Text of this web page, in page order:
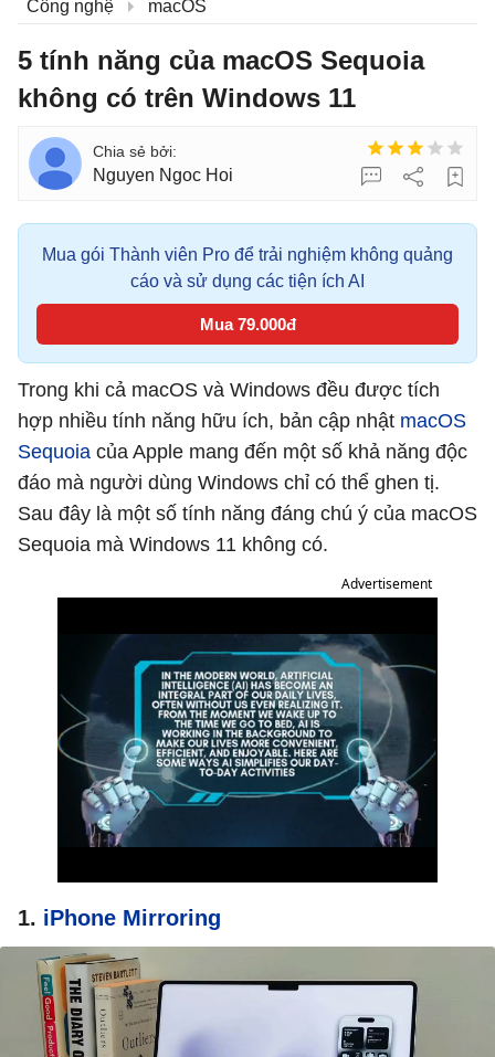
Công nghệ macOS
5 tính năng của macOS Sequoia
không có trên Windows 11
Nguyen Ngoc Hoi
Mua gói Thành viên Pro để trải nghiệm không quảng
cáo và sử dụng các tiện ích AI
Mua 79.000đ
Trong khi cả macOS và Windows đều được tích
hợp nhiều tính năng hữu ích, bản cập nhật macOS
Sequoia của Apple mang đến một số khả năng độc
đáo mà người dùng Windows chỉ có thể ghen tị.
Sau đây là một số tính năng đáng chú ý của macOS
Sequoia mà Windows 11 không có.
Advertisement
1. iPhone Mirroring